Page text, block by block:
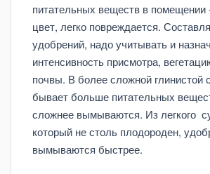
питательных веществ в помещении
цвет, легко повреждается.
удобрений, надо учитывать и
интенсивность присмотра,
почвы. В более сложной глинистой
бывает больше питательных
сложнее вымываются. Из легкого
который не столь плодороден,
вымываются быстрее.